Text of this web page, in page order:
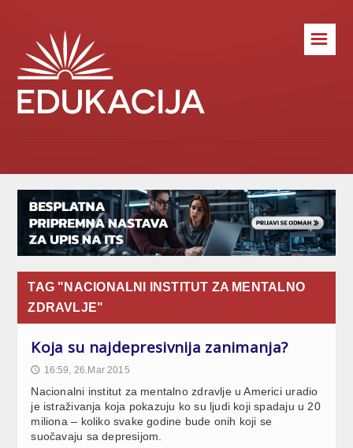
☰
TAG "NACIONALNI INSTITUT ZA MENTALNO
ZDRAVLJE"
Koja su najdepresivnija zanimanja?
🕔 16:59, 26.Mar 2015
Nacionalni institut za mentalno zdravlje u Americi uradio
je istraživanja koja pokazuju ko su ljudi koji spadaju u 20
miliona – koliko svake godine bude onih koji se
suočavaju sa depresijom.